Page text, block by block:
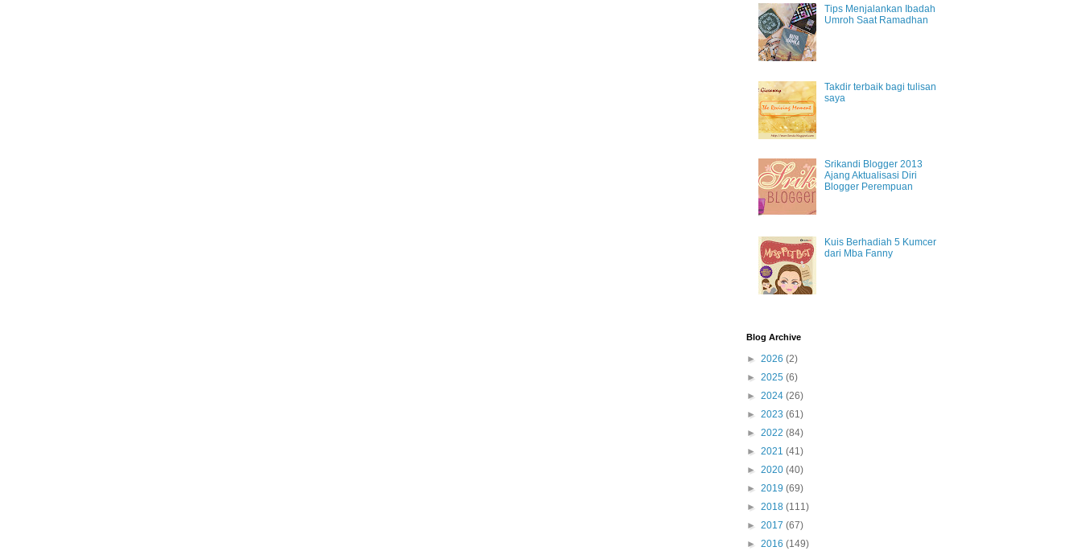
Tips Menjalankan Ibadah
Umroh Saat Ramadhan
Takdir terbaik bagi tulisan
saya
Srikandi Blogger 2013
Ajang Aktualisasi Diri
Blogger Perempuan
Kuis Berhadiah 5 Kumcer
dari Mba Fanny
Blog Archive
► 2026 (2)
► 2025 (6)
► 2024 (26)
► 2023 (61)
► 2022 (84)
► 2021 (41)
► 2020 (40)
► 2019 (69)
► 2018 (111)
► 2017 (67)
► 2016 (149)